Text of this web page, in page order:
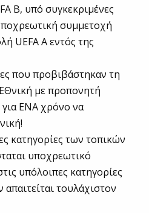
B, υπό συγκεκριμένες
συμμετοχή
UEFA A εντός της
που προβιβάστηκαν τη
με προπονητή
για ΕΝΑ χρόνο να
κατηγορίες των τοπικών
υποχρεωτικό
υπόλοιπες κατηγορίες
τουλάχιστον